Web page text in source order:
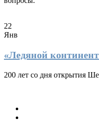
22
Янв
«Ледяной
200 лет со дня открытия